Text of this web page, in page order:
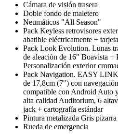
Cámara de visión trasera
Doble fondo de maletero
Neumáticos "All Season"
Pack Keyless retrovisores
abatible eléctricamente +
Pack Look Evolution. Lunas
de aleación de 16" Boavista +
Personalización exterior
Pack Navigation. EASY
de 17,8cm (7") con
compatible con Android Auto
alta calidad Auditorium, 6
jack + cartografía estándar
Pintura metalizada Gris pizarra
Rueda de emergencia